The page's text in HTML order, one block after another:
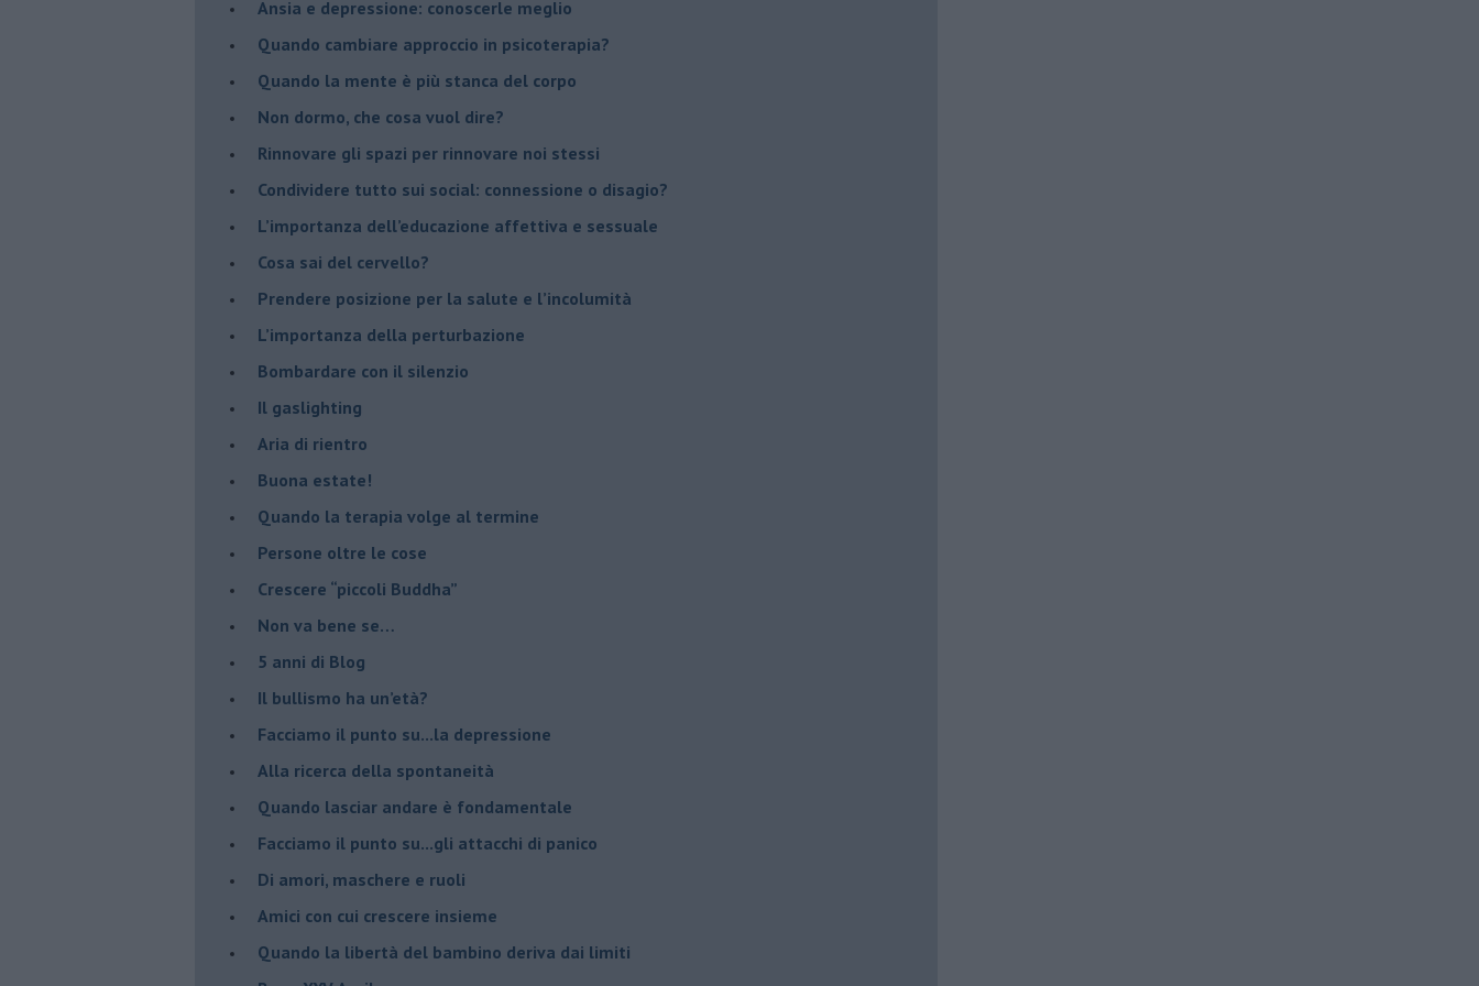
Ansia e depressione: conoscerle meglio
Quando cambiare approccio in psicoterapia?
​Quando la mente è più stanca del corpo
Non dormo, che cosa vuol dire?
​Rinnovare gli spazi per rinnovare noi stessi
​Condividere tutto sui social: connessione o disagio?
​L’importanza dell’educazione affettiva e sessuale
​Cosa sai del cervello?
Prendere posizione per la salute e l’incolumità
L’importanza della perturbazione
​Bombardare con il silenzio
Il gaslighting
Aria di rientro
Buona estate!
​Quando la terapia volge al termine
​Persone oltre le cose
​Crescere “piccoli Buddha”
Non va bene se…
​5 anni di Blog
​Il bullismo ha un’età?
Facciamo il punto su...la depressione
​Alla ricerca della spontaneità
​Quando lasciar andare è fondamentale
Facciamo il punto su...gli attacchi di panico
Di amori, maschere e ruoli
​Amici con cui crescere insieme
​Quando la libertà del bambino deriva dai limiti